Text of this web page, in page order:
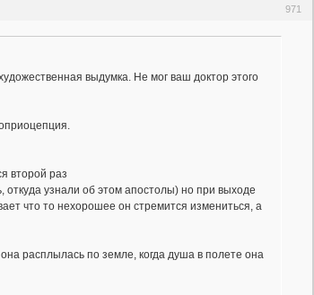
971
выдумка. Не мог ваш доктор этого
второй раз
узнали об этом апостолы) но при выходе
что то нехорошее он стремится измениться, а
расплылась по земле, когда душа в полете она